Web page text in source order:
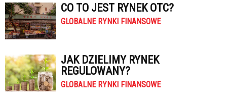
CO TO JEST RYNEK OTC?
GLOBALNE RYNKI FINANSOWE
JAK DZIELIMY RYNEK
REGULOWANY?
GLOBALNE RYNKI FINANSOWE